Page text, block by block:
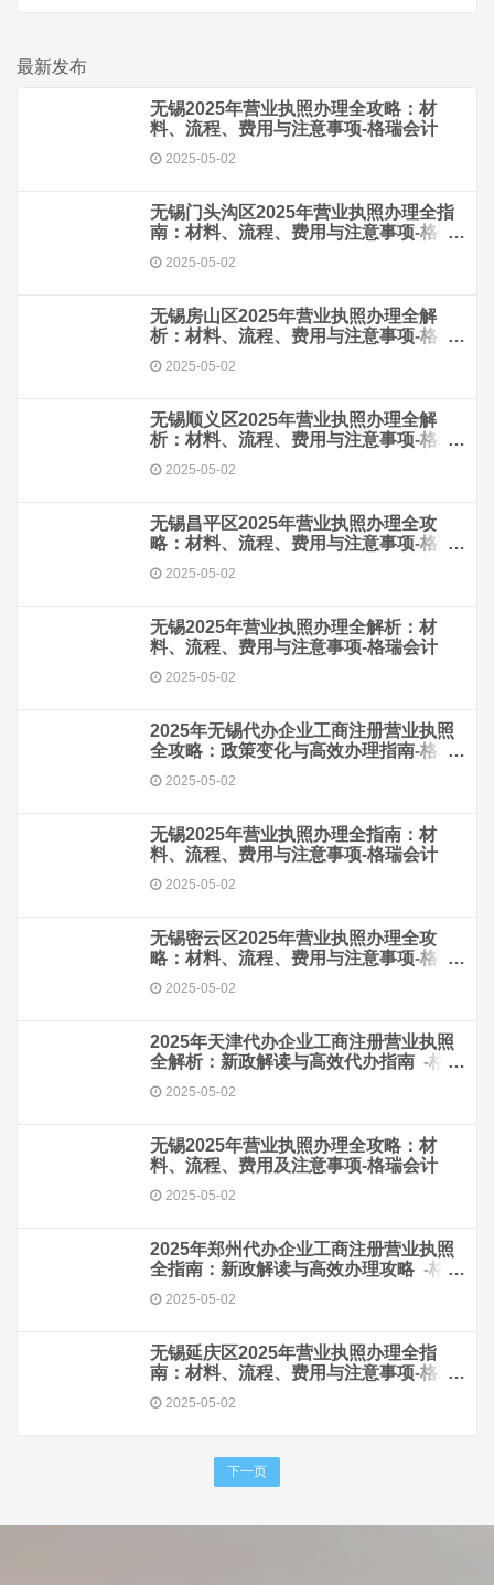
最新发布
无锡2025年营业执照办理全攻略：材
料、流程、费用与注意事项-格瑞会计
2025-05-02
无锡门头沟区2025年营业执照办理全指
南：材料、流程、费用与注意事项-格瑞
会计
2025-05-02
无锡房山区2025年营业执照办理全解
析：材料、流程、费用与注意事项-格瑞
会计
2025-05-02
无锡顺义区2025年营业执照办理全解
析：材料、流程、费用与注意事项-格瑞
会计
2025-05-02
无锡昌平区2025年营业执照办理全攻
略：材料、流程、费用与注意事项-格瑞
会计
2025-05-02
无锡2025年营业执照办理全解析：材
料、流程、费用与注意事项-格瑞会计
2025-05-02
2025年无锡代办企业工商注册营业执照
全攻略：政策变化与高效办理指南-格瑞
会计
2025-05-02
无锡2025年营业执照办理全指南：材
料、流程、费用与注意事项-格瑞会计
2025-05-02
无锡密云区2025年营业执照办理全攻
略：材料、流程、费用与注意事项-格瑞
会计
2025-05-02
2025年天津代办企业工商注册营业执照
全解析：新政解读与高效代办指南 -格瑞
会计
2025-05-02
无锡2025年营业执照办理全攻略：材
料、流程、费用及注意事项-格瑞会计
2025-05-02
2025年郑州代办企业工商注册营业执照
全指南：新政解读与高效办理攻略 -格瑞
会计
2025-05-02
无锡延庆区2025年营业执照办理全指
南：材料、流程、费用与注意事项-格瑞
会计
2025-05-02
下一页